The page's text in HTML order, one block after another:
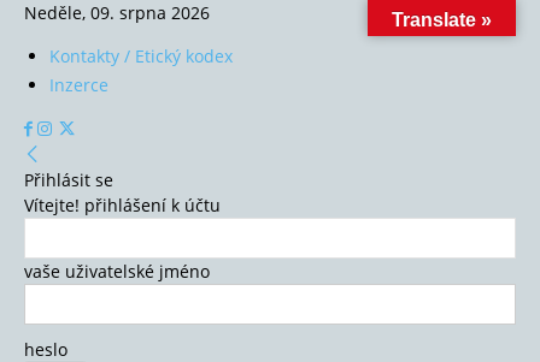
Neděle, 09. srpna 2026
Kontakty / Etický kodex
Inzerce
Přihlásit se
Vítejte! přihlášení k účtu
vaše uživatelské jméno
heslo
Translate »